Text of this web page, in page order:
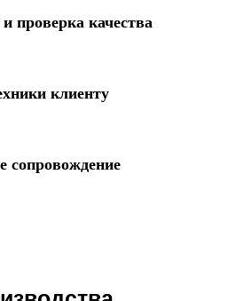
проверка качества
клиенту
сопровождение